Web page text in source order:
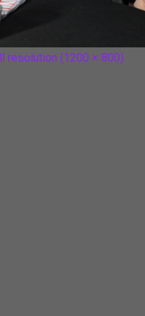
resolution (1200 × 800)